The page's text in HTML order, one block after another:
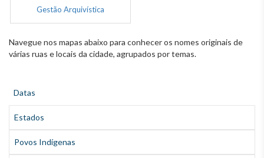
Gestão Arquivística
Navegue nos mapas abaixo para conhecer os nomes originais de
várias ruas e locais da cidade, agrupados por temas.
Datas
Estados
Povos Indígenas